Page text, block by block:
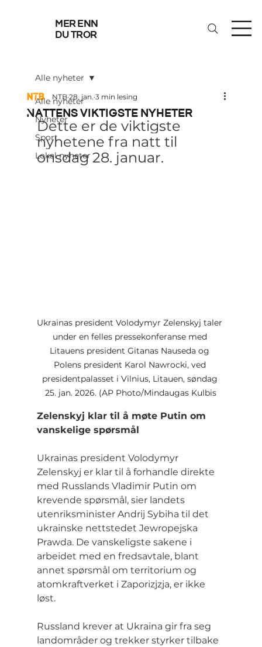
mer enn
du tror
Alle nyheter
Nyheter
Sport
Lokal nyheter
Alle nyheter
Nattens viktigste nyheter
NTB 28. jan. 3 min lesing
Dette er de viktigste
nyhetene fra natt til
onsdag 28. januar.
Ukrainas president Volodymyr Zelenskyj taler
under en felles pressekonferanse med
Litauens president Gitanas Nauseda og
Polens president Karol Nawrocki, ved
presidentpalasset i Vilnius, Litauen, søndag
25. jan. 2026. (AP Photo/Mindaugas Kulbis
Zelenskyj klar til å møte Putin om
vanskelige spørsmål
Ukrainas president Volodymyr
Zelenskyj er klar til å forhandle direkte
med Russlands Vladimir Putin om
krevende spørsmål, sier landets
utenriksminister Andrij Sybiha til det
ukrainske nettstedet Jewropejska
Prawda. De vanskeligste sakene i
arbeidet med en fredsavtale, blant
annet spørsmål om territorium og
atomkraftverket i Zaporizjzja, er ikke
løst.
Russland krever at Ukraina gir fra seg
landområder og trekker styrker tilbake